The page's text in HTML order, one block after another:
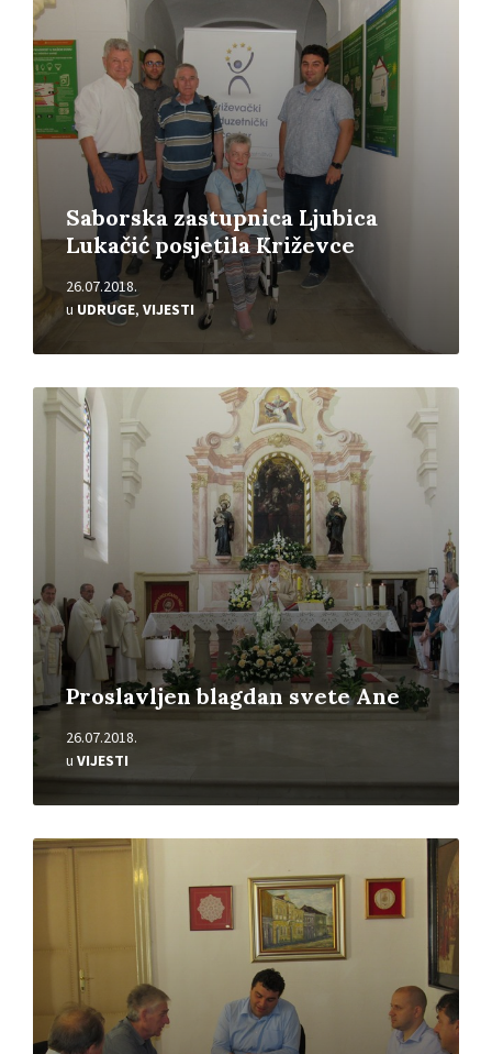
Saborska zastupnica Ljubica
Lukačić posjetila Križevce
26.07.2018.
u UDRUGE, VIJESTI
Proslavljen blagdan svete Ane
26.07.2018.
u VIJESTI
Pročitajte
više
Pročitajte